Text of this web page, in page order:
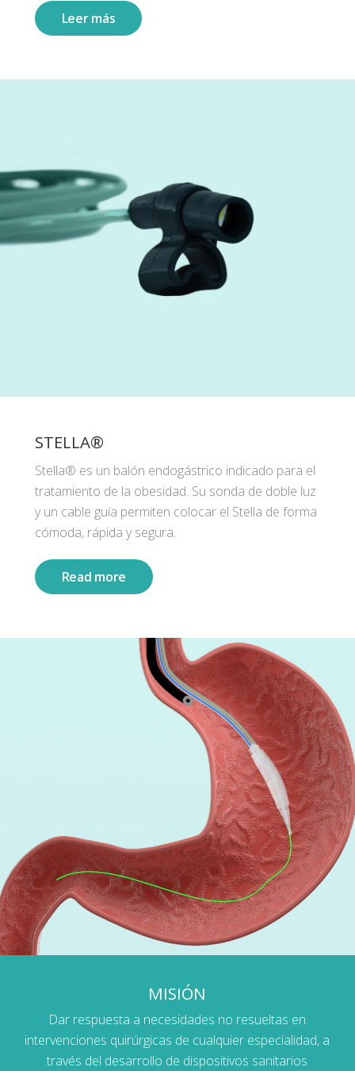
Leer más
STELLA®
Stella® es un balón endogástrico indicado para el
tratamiento de la obesidad. Su sonda de doble luz
y un cable guía permiten colocar el Stella de forma
cómoda, rápida y segura.
Read more
MISIÓN
Dar respuesta a necesidades no resueltas en
intervenciones quirúrgicas de cualquier especialidad, a
través del desarrollo de dispositivos sanitarios